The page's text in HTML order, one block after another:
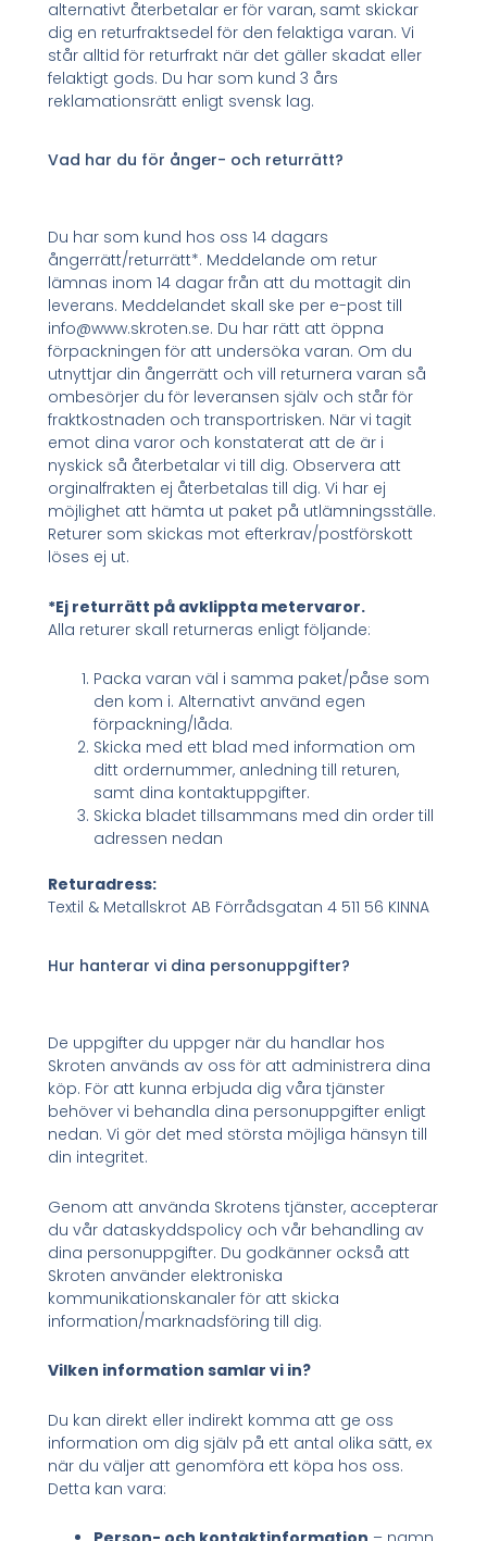
alternativt återbetalar er för varan, samt skickar
dig en returfraktsedel för den felaktiga varan. Vi
står alltid för returfrakt när det gäller skadat eller
felaktigt gods. Du har som kund 3 års
reklamationsrätt enligt svensk lag.
Vad har du för ånger- och returrätt?
Du har som kund hos oss 14 dagars
ångerrätt/returrätt*. Meddelande om retur
lämnas inom 14 dagar från att du mottagit din
leverans. Meddelandet skall ske per e-post till
info@www.skroten.se. Du har rätt att öppna
förpackningen för att undersöka varan. Om du
utnyttjar din ångerrätt och vill returnera varan så
ombesörjer du för leveransen själv och står för
fraktkostnaden och transportrisken. När vi tagit
emot dina varor och konstaterat att de är i
nyskick så återbetalar vi till dig. Observera att
orginalfrakten ej återbetalas till dig. Vi har ej
möjlighet att hämta ut paket på utlämningsställe.
Returer som skickas mot efterkrav/postförskott
löses ej ut.
*Ej returrätt på avklippta metervaror.
Alla returer skall returneras enligt följande:
Packa varan väl i samma paket/påse som
den kom i. Alternativt använd egen
förpackning/låda.
Skicka med ett blad med information om
ditt ordernummer, anledning till returen,
samt dina kontaktuppgifter.
Skicka bladet tillsammans med din order till
adressen nedan
Returadress:
Textil & Metallskrot AB Förrådsgatan 4 511 56 KINNA
Hur hanterar vi dina personuppgifter?
De uppgifter du uppger när du handlar hos
Skroten används av oss för att administrera dina
köp. För att kunna erbjuda dig våra tjänster
behöver vi behandla dina personuppgifter enligt
nedan. Vi gör det med största möjliga hänsyn till
din integritet.
Genom att använda Skrotens tjänster, accepterar
du vår dataskyddspolicy och vår behandling av
dina personuppgifter. Du godkänner också att
Skroten använder elektroniska
kommunikationskanaler för att skicka
information/marknadsföring till dig.
Vilken information samlar vi in?
Du kan direkt eller indirekt komma att ge oss
information om dig själv på ett antal olika sätt, ex
när du väljer att genomföra ett köpa hos oss.
Detta kan vara: